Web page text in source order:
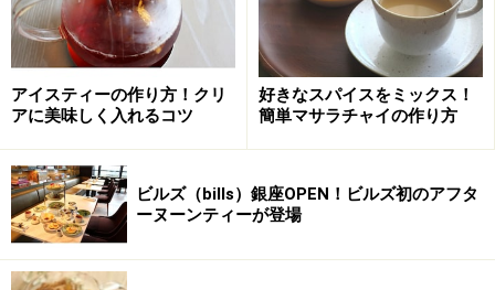
らし時間は茶葉によって異なるために、それぞれの表示
に従ってください。ホットで入れる蒸らし時間より短め
のほうが良いでしょう。
（私はディンブラ、キャンディともにBOPを使いました
のが一番合っていました。タンニンの渋みを弱めに出し
たいのであれば蒸らし時間は2分弱にしてみてくださ
い。）
アイスティーの作り方！クリ
アに美味しく入れるコツ
好きなスパイスをミックス！
簡単マサラチャイの作り方
ビルズ（bills）銀座OPEN！ビルズ初のアフタ
ーヌーンティーが登場